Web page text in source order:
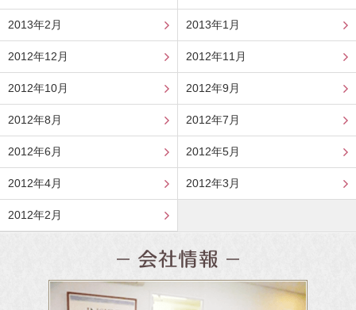
2013年2月 2013年1月
2012年12月 2012年11月
2012年10月 2012年9月
2012年8月 2012年7月
2012年6月 2012年5月
2012年4月 2012年3月
2012年2月